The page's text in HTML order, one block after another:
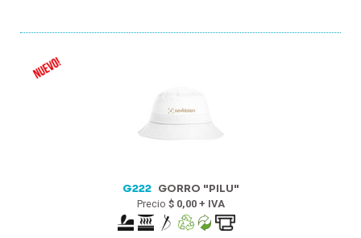
G222 GORRO "PILU"
Precio $ 0,00 + IVA